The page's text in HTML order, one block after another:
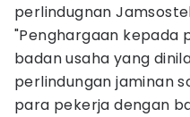
perlindugnan
"Penghargaan kepada
badan usaha yang
perlindungan jaminan
para pekerja dengan